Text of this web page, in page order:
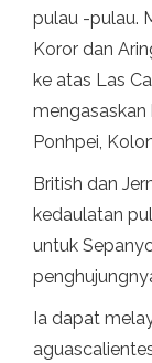
pulau -pulau.
Koror dan
ke atas Las
mengasaskan
Ponhpei,
British dan
kedaulatan
untuk
Ia dapat